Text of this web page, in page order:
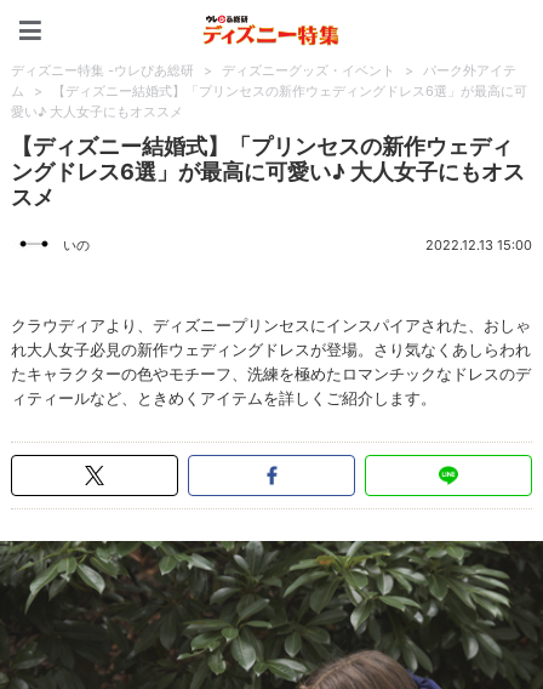
ディズニー特集 -ウレぴあ総研 > ディズニーグッズ・イベント >
パーク外アイテ
ム
>
【ディズニー結婚式】「プリンセスの新作ウェディングドレス6選」が最高に可
愛い♪ 大人女子にもオススメ
【ディズニー結婚式】「プリンセスの新作ウェディ
ングドレス6選」が最高に可愛い♪ 大人女子にもオス
スメ
いの 2022.12.13 15:00
クラウディアより、ディズニープリンセスにインスパイアされた、おしゃ
れ大人女子必見の新作ウェディングドレスが登場。さり気なくあしらわれ
たキャラクターの色やモチーフ、洗練を極めたロマンチックなドレスのデ
ィティールなど、ときめくアイテムを詳しくご紹介します。